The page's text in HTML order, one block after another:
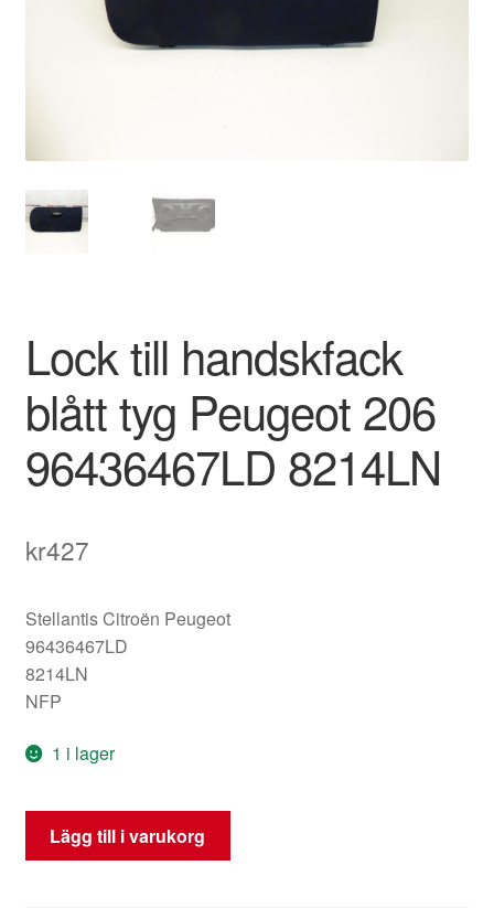
Transport
Världsomspännande frakt
Villkor
Lock till handskfack
blått tyg Peugeot 206
96436467LD 8214LN
kr427
Stellantis Citroën Peugeot
96436467LD
8214LN
NFP
1 i lager
LockLägg till i varukorg